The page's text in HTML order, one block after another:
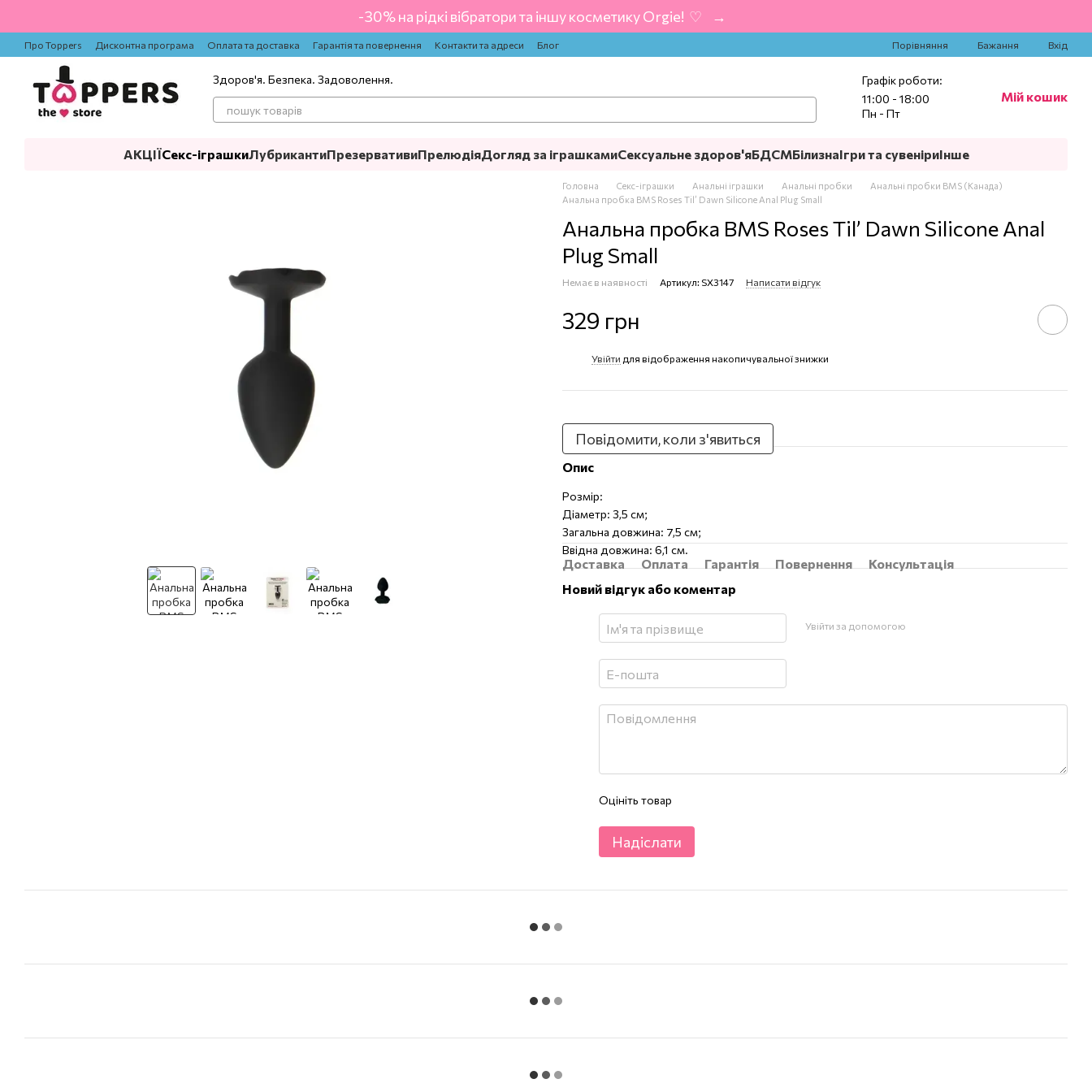
-30% на рідкі вібратори та іншу косметику Orgie! ‍ ♡ ‍ → ‍
Про Toppers Дисконтна програма Оплата та доставка Гарантія та повернення Контакти та адреси Блог Порівняння Бажання Вхід
Здоров'я. Безпека. Задоволення.
Графік роботи:
11:00 - 18:00
Пн - Пт
Мій кошик
АКЦІЇСекс-іграшкиЛубрикантиПрезервативиПрелюдіяДогляд за іграшкамиСексуальне здоров'яБДСМБілизнаІгри та сувеніриІнше
Головна Секс-іграшки Анальні іграшки Анальні пробки
Анальні пробки BMS (Канада)
Анальна пробка BMS Roses Til’ Dawn Silicone Anal Plug Small
Анальна пробка BMS Roses Til’ Dawn Silicone Anal
Plug Small
Немає в наявності Артикул: SX3147 Написати відгук
329 грн
Увійти для відображення накопичувальної знижки
Повідомити, коли з'явиться
Опис
Розмір:
Діаметр: 3,5 см;
Загальна довжина: 7,5 см;
Ввідна довжина: 6,1 см.
Доставка Оплата Гарантія Повернення
Консультація
Новий відгук або коментар
Увійти за допомогою
Оцініть товар
Надіслати